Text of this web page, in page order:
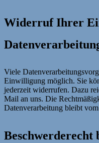
Widerruf Ihrer
Viele
Einwilligung möglich. Sie
jederzeit widerrufen. Dazu
Mail an uns. Die
Datenverarbeitung bleibt
Beschwerderecht